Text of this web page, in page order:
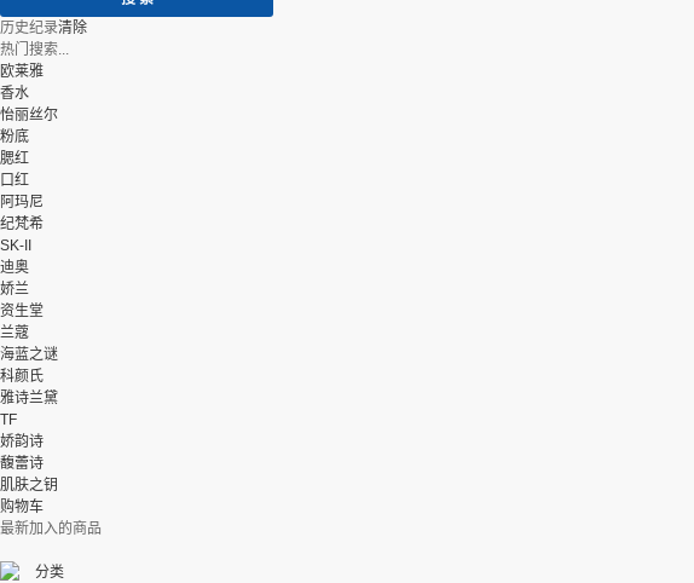
历史纪录清除
热门搜索...
欧莱雅
香水
怡丽丝尔
粉底
腮红
口红
阿玛尼
纪梵希
SK-II
迪奥
娇兰
资生堂
兰蔻
海蓝之谜
科颜氏
雅诗兰黛
TF
娇韵诗
馥蕾诗
肌肤之钥
购物车
最新加入的商品
分类